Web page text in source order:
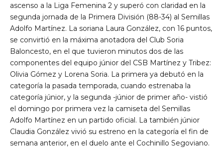
ascenso a la Liga Femenina 2 y superó con claridad en la
segunda jornada de la Primera División (88-34) al Semillas
Adolfo Martínez. La soriana Laura González, con 16 puntos,
se convirtió en la máxima anotadora del Club Soria
Baloncesto, en el que tuvieron minutos dos de las
componentes del equipo júnior del CSB Martínez y Tribez:
Olivia Gómez y Lorena Soria. La primera ya debutó en la
categoría la pasada temporada, cuando estrenaba la
categoría júnior, y la segunda -júnior de primer año- vistió
el domingo por primera vez la camiseta del Semillas
Adolfo Martínez en un partido oficial. La también júnior
Claudia González vivió su estreno en la categoría el fin de
semana anterior, en el duelo ante el Cochinillo Segoviano.